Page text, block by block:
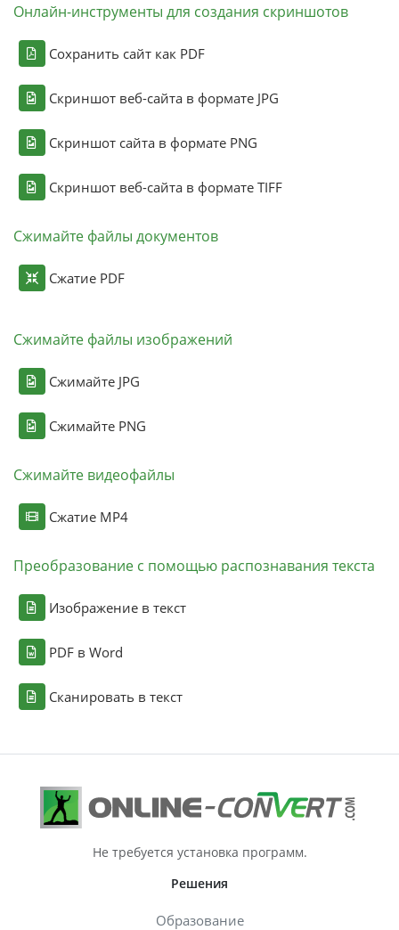
Онлайн-инструменты для создания скриншотов
Сохранить сайт как PDF
Скриншот веб-сайта в формате JPG
Скриншот сайта в формате PNG
Скриншот веб-сайта в формате TIFF
Сжимайте файлы документов
Сжатие PDF
Сжимайте файлы изображений
Сжимайте JPG
Сжимайте PNG
Сжимайте видеофайлы
Сжатие MP4
Преобразование с помощью распознавания текста
Изображение в текст
PDF в Word
Сканировать в текст
Не требуется установка программ.
Решения
Образование